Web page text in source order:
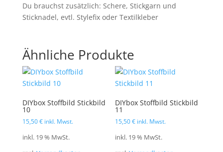
Du brauchst zusätzlich: Schere, Stickgarn und
Sticknadel, evtl. Stylefix oder Textilkleber
Ähnliche Produkte
DIYbox Stoffbild Stickbild
10
15,50€ inkl. Mwst.
inkl. 19 % MwSt.
DIYbox Stoffbild Stickbild
11
15,50€ inkl. Mwst.
inkl. 19 % MwSt.